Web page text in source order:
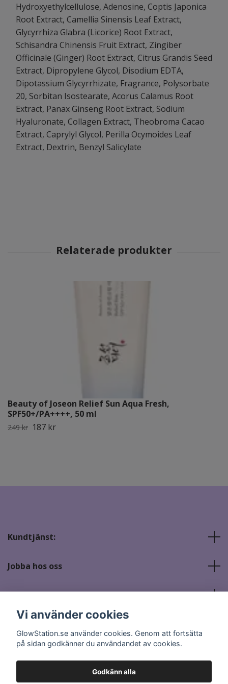
Hydroxyethylcellulose, Adenosine, Coptis Japonica
Root Extract, Camellia Sinensis Leaf Extract,
Glycyrrhiza Glabra (Licorice) Root Extract,
Schisandra Chinensis Fruit Extract, Zingiber
Officinale (Ginger) Root Extract, Citrus Grandis Seed
Extract, Dipropylene Glycol, Disodium EDTA,
Dipotassium Glycyrrhizate, Fragrance, Polysorbate
20, Sorbitan Isostearate, Acorus Calamus Root
Extract, Panax Ginseng Root Extract, Sodium
Hyaluronate, Collagen Extract, Theobroma Cacao
Extract, Caprylyl Glycol, Perilla Ocymoides Leaf
Extract, Dextrin, Benzyl Salicylate
Beauty of Joseon Relief Sun Aqua Fresh,
SPF50+/PA++++, 50 ml
249 kr 187 kr
Kundtjänst:
Jobba hos oss
Sociala medier
Vi använder cookies
GlowStation.se använder cookies. Genom att fortsätta
på sidan godkänner du användandet av cookies.
Godkänn alla